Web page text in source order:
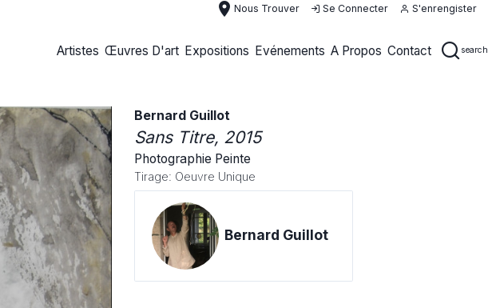
place Nous Trouver Se Connecter S'enrengister
Artistes Œuvres D'art Expositions Evénements A Propos Contact search
Bernard Guillot
Sans Titre, 2015
Photographie Peinte
Tirage: Oeuvre Unique
Bernard Guillot